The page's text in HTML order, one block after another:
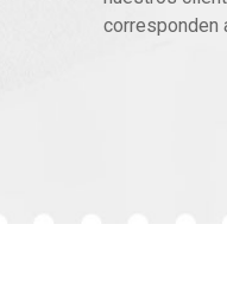
corresponden